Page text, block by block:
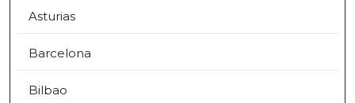
Asturias
Barcelona
Bilbao